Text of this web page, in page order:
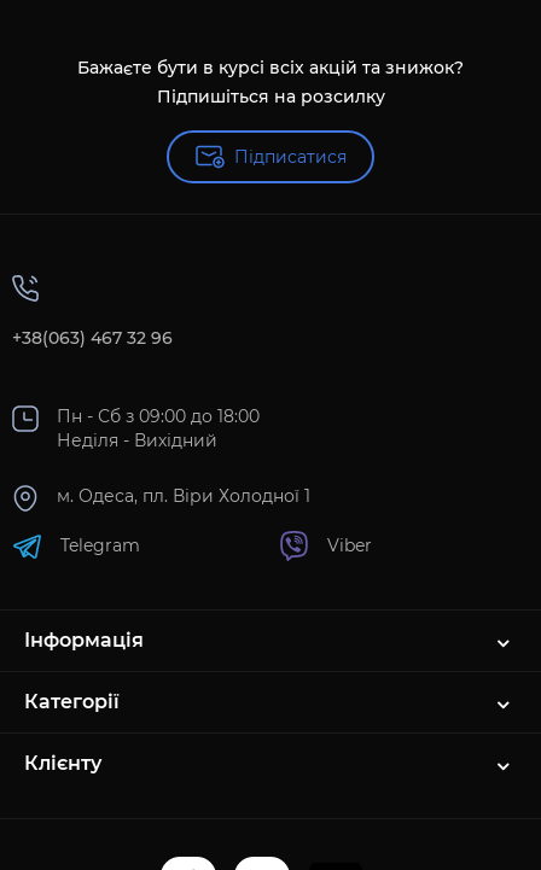
Бажаєте бути в курсі всіх акцій та знижок?
Підпишіться на розсилку
Підписатися
+38(063) 467 32 96
Пн - Сб з 09:00 до 18:00
Неділя - Вихідний
м. Одеса, пл. Віри Холодної 1
Telegram Viber
Інформація
Категорії
Клієнту